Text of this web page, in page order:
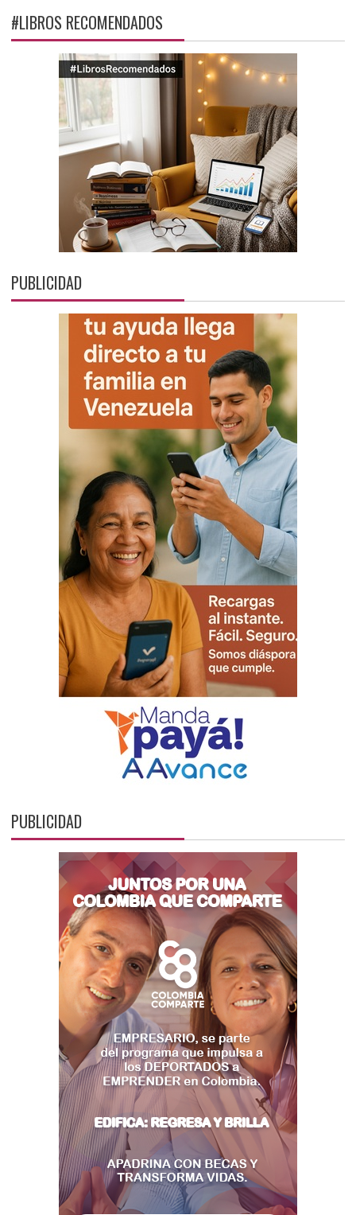
#LIBROS RECOMENDADOS
PUBLICIDAD
PUBLICIDAD